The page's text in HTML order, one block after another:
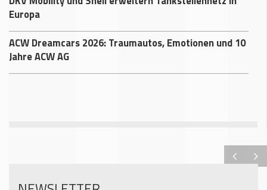
Europa
ACW Dreamcars 2026: Traumautos, Emotionen und 10
Jahre ACW AG